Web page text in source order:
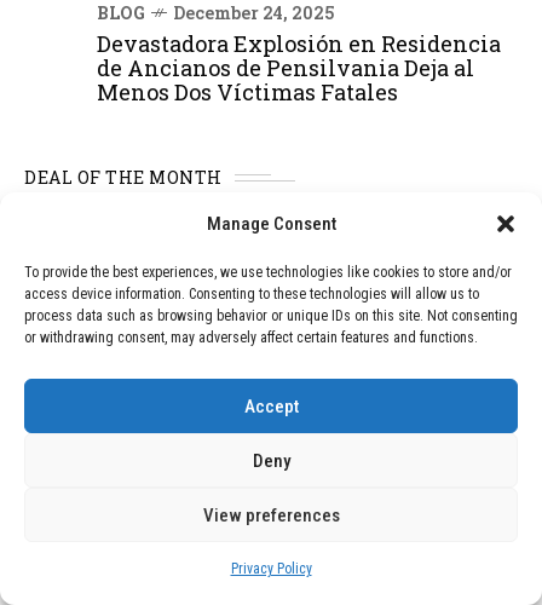
Manage Consent
To provide the best experiences, we use technologies like cookies to store and/or
access device information. Consenting to these technologies will allow us to
process data such as browsing behavior or unique IDs on this site. Not consenting
or withdrawing consent, may adversely affect certain features and functions.
Accept
Deny
View preferences
Privacy Policy
BLOG December 24, 2025
Devastadora Explosión en Residencia
de Ancianos de Pensilvania Deja al
Menos Dos Víctimas Fatales
DEAL OF THE MONTH
December 24, 2025
Vídeo impactante: BYD revela en
grabación cómo añadir 400 km de rango
en apenas 5 minutos de carga
February 9, 2026
Motor de 800 W, rango de 45 km y
ruedas todo terreno: este scooter cuesta
solo 300 euros y representa una